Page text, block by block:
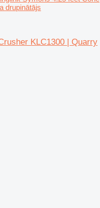
drupinātājs
KLC1300 | Quarry